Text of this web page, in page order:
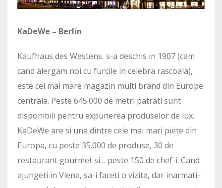
KaDeWe – Berlin
Kaufhaus des Westens s-a deschis in 1907 (cam
cand alergam noi cu furcile in celebra rascoala),
este cel mai mare magazin multi brand din Europe
centrala. Peste 645.000 de metri patrati sunt
disponibili pentru expunerea produselor de lux.
KaDeWe are si una dintre cele mai mari piete din
Europa, cu peste 35.000 de produse, 30 de
restaurant gourmet si… peste 150 de chef-i. Cand
ajungeti in Viena, sa-i faceti o vizita, dar inarmati-